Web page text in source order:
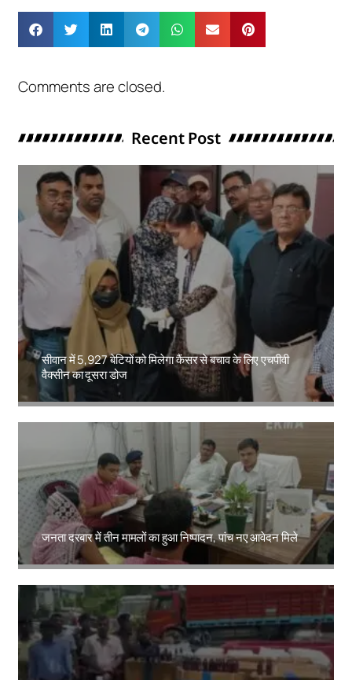
Comments are closed.
Recent Post
सीवान में 5,927 बेटियों को मिलेगा कैंसर से बचाव के लिए एचपीवी
वैक्सीन का दूसरा डोज
Amit Lekh
जनता दरबार में तीन मामलों का हुआ निष्पादन, पांच नए आवेदन मिले
Amit Lekh